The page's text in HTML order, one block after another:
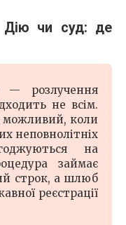
Дію чи суд: де
— розлучення
не всім.
можливий, коли
неповнолітніх
на
займає
строк, а шлюб
реєстрації